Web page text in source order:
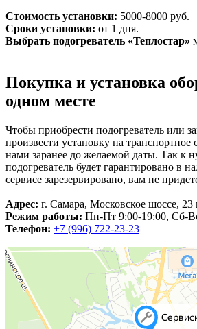
Стоимость установки: 5000-8000 руб.
Сроки установки: от 1 дня.
Выбрать подогреватель «Теплостар»
Покупка и установка
одном месте
Чтобы приобрести подогреватель или
произвести установку на транспортное
нами заранее до желаемой даты. Так к
подогреватель будет гарантировано в
сервисе зарезервировано, вам не
Адрес: г. Самара, Московское шоссе, 23
Режим работы: Пн-Пт 9:00-19:00, Сб-
Телефон: +7 (996) 722‑23‑23